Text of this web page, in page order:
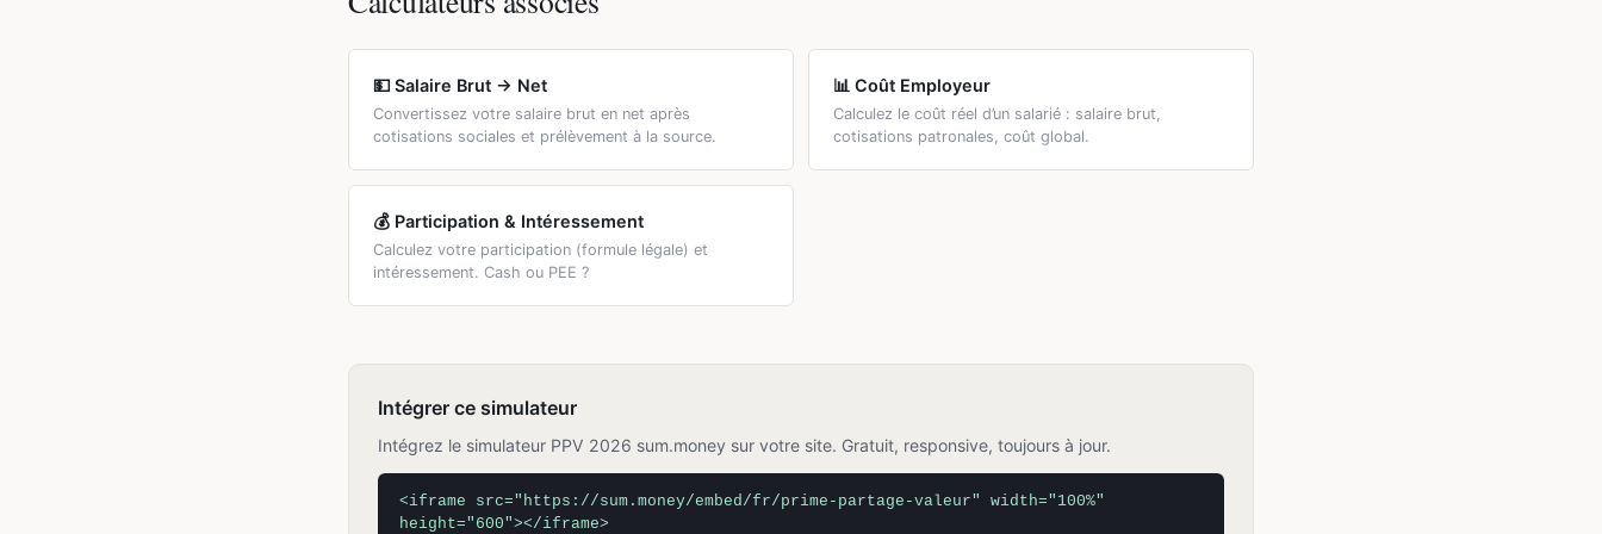
💵 Salaire Brut → Net
Convertissez votre salaire brut en net après
cotisations sociales et prélèvement à la source.
📊 Coût Employeur
Calculez le coût réel d’un salarié : salaire brut,
cotisations patronales, coût global.
💰 Participation & Intéressement
Calculez votre participation (formule légale) et
intéressement. Cash ou PEE ?
Intégrer ce simulateur
Intégrez le simulateur PPV 2026 sum.money sur votre site. Gratuit, responsive, toujours à jour.
<iframe src="https://sum.money/embed/fr/prime-partage-valeur" width="100%"
height="600"></iframe>